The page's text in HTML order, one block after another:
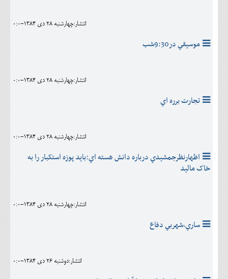
انتشار:چهارشنبه 28 دی 1384-0:0
موسيقي در9:30شب
انتشار:چهارشنبه 28 دی 1384-0:0
تجارت برره اي
انتشار:چهارشنبه 28 دی 1384-0:0
اظهارنظرجمشيدي درباره دانش هسته اي:بايد پوزه استکبار را به
خاک ماليد
انتشار:چهارشنبه 28 دی 1384-0:0
ساري،شهربي دفاع
انتشار:دوشنبه 26 دی 1384-0:0